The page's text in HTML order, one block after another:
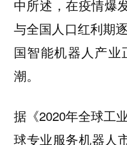
中所述，在疫情爆
与全国人口红利期
国智能机器人产
潮。
据《2020年全球工
球专业服务机器人